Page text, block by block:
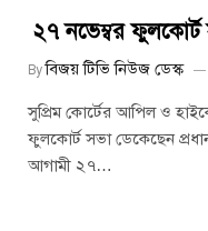
২৭ নভেম্বর ফুলকোর্ট
By বিজয় টিভি নিউজ ডেস্ক
সুপ্রিম কোর্টের আপিল ও
ফুলকোর্ট সভা ডেকেছেন
আগামী ২৭…